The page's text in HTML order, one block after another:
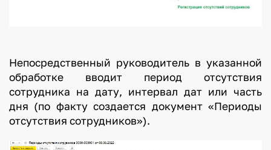
Непосредственный руководитель в указанной
обработке вводит период отсутствия
сотрудника на дату, интервал дат или часть
дня (по факту создается документ «Периоды
отсутствия сотрудников»).